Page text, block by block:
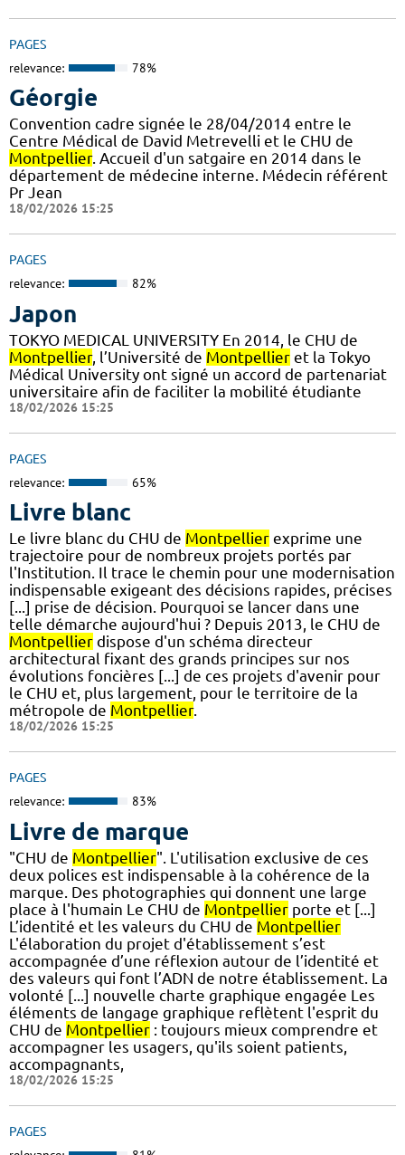
PAGES
relevance: 78%
Géorgie
Convention cadre signée le 28/04/2014 entre le
Centre Médical de David Metrevelli et le CHU de
Montpellier. Accueil d'un satgaire en 2014 dans le
département de médecine interne. Médecin référent
Pr Jean
18/02/2026 15:25
PAGES
relevance: 82%
Japon
TOKYO MEDICAL UNIVERSITY En 2014, le CHU de
Montpellier, l’Université de Montpellier et la Tokyo
Médical University ont signé un accord de partenariat
universitaire afin de faciliter la mobilité étudiante
18/02/2026 15:25
PAGES
relevance: 65%
Livre blanc
Le livre blanc du CHU de Montpellier exprime une
trajectoire pour de nombreux projets portés par
l'Institution. Il trace le chemin pour une modernisation
indispensable exigeant des décisions rapides, précises
[...] prise de décision. Pourquoi se lancer dans une
telle démarche aujourd'hui ? Depuis 2013, le CHU de
Montpellier dispose d'un schéma directeur
architectural fixant des grands principes sur nos
évolutions foncières [...] de ces projets d'avenir pour
le CHU et, plus largement, pour le territoire de la
métropole de Montpellier.
18/02/2026 15:25
PAGES
relevance: 83%
Livre de marque
"CHU de Montpellier". L'utilisation exclusive de ces
deux polices est indispensable à la cohérence de la
marque. Des photographies qui donnent une large
place à l'humain Le CHU de Montpellier porte et [...]
L’identité et les valeurs du CHU de Montpellier
L'élaboration du projet d'établissement s’est
accompagnée d’une réflexion autour de l’identité et
des valeurs qui font l’ADN de notre établissement. La
volonté [...] nouvelle charte graphique engagée Les
éléments de langage graphique reflètent l'esprit du
CHU de Montpellier : toujours mieux comprendre et
accompagner les usagers, qu'ils soient patients,
accompagnants,
18/02/2026 15:25
PAGES